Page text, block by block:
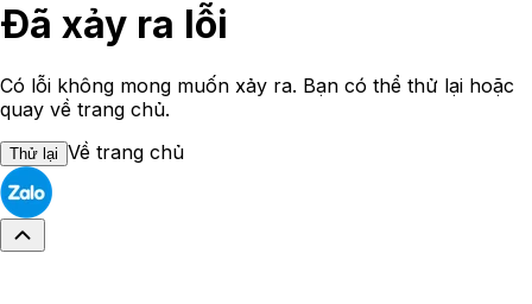
Đã xảy ra lỗi
Có lỗi không mong muốn xảy ra. Bạn có thể thử lại hoặc
quay về trang chủ.
Thử lại Về trang chủ